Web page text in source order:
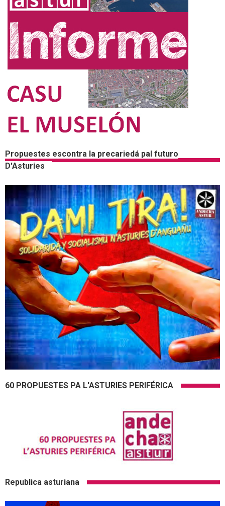
Propuestes escontra la precariedá pal futuro
D'Asturies
60 PROPUESTES PA L'ASTURIES PERIFÉRICA
Republica asturiana